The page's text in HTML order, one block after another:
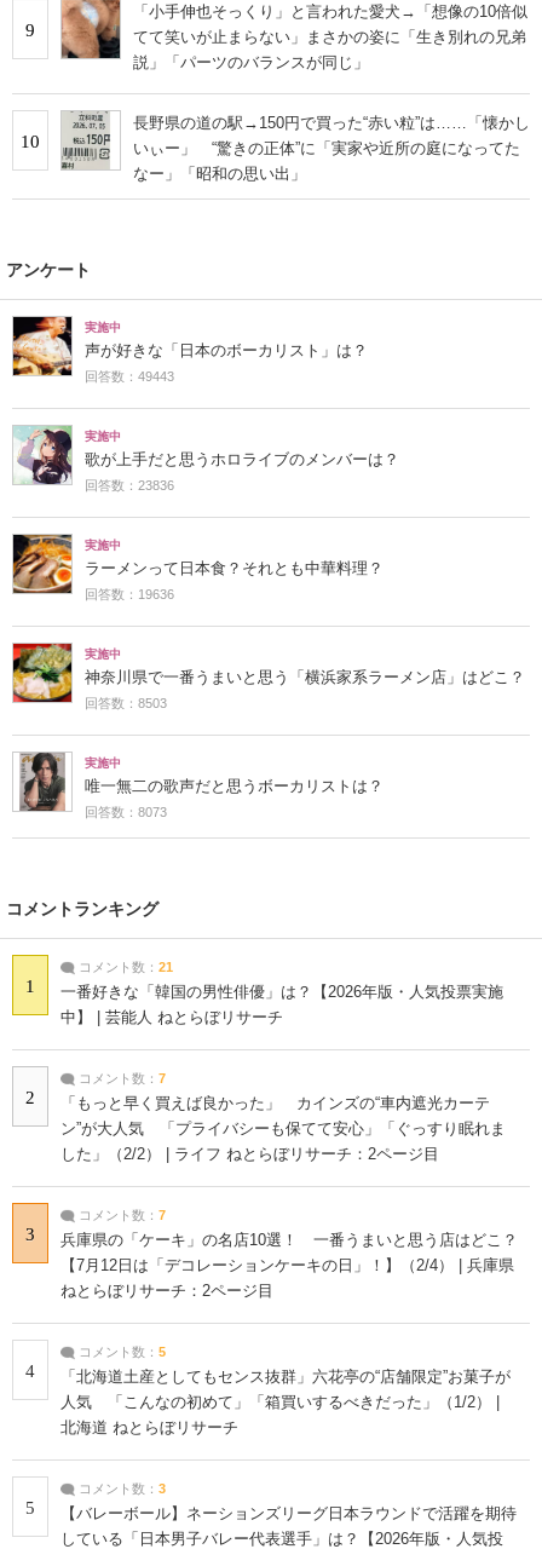
9
「小手伸也そっくり」と言われた愛犬→「想像の10倍似
てて笑いが止まらない」まさかの姿に「生き別れの兄弟
説」「パーツのバランスが同じ」
10
長野県の道の駅→150円で買った“赤い粒”は……「懐かし
いぃー」 “驚きの正体”に「実家や近所の庭になってた
なー」「昭和の思い出」
アンケート
実施中
声が好きな「日本のボーカリスト」は？
回答数：49443
実施中
歌が上手だと思うホロライブのメンバーは？
回答数：23836
実施中
ラーメンって日本食？それとも中華料理？
回答数：19636
実施中
神奈川県で一番うまいと思う「横浜家系ラーメン店」はどこ？
回答数：8503
実施中
唯一無二の歌声だと思うボーカリストは？
回答数：8073
コメントランキング
1
コメント数： 21
一番好きな「韓国の男性俳優」は？【2026年版・人気投票実施
中】 | 芸能人 ねとらぼリサーチ
2
コメント数： 7
「もっと早く買えば良かった」 カインズの“車内遮光カーテ
ン”が大人気 「プライバシーも保てて安心」「ぐっすり眠れま
した」（2/2） | ライフ ねとらぼリサーチ：2ページ目
3
コメント数： 7
兵庫県の「ケーキ」の名店10選！ 一番うまいと思う店はどこ？
【7月12日は「デコレーションケーキの日」！】（2/4） | 兵庫県
ねとらぼリサーチ：2ページ目
4
コメント数： 5
「北海道土産としてもセンス抜群」六花亭の“店舗限定”お菓子が
人気 「こんなの初めて」「箱買いするべきだった」（1/2） |
北海道 ねとらぼリサーチ
5
コメント数： 3
【バレーボール】ネーションズリーグ日本ラウンドで活躍を期待
している「日本男子バレー代表選手」は？【2026年版・人気投